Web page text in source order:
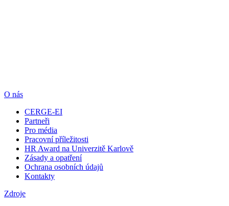
O nás
CERGE-EI
Partneři
Pro média
Pracovní příležitosti
HR Award na Univerzitě Karlově
Zásady a opatření
Ochrana osobních údajů
Kontakty
Zdroje